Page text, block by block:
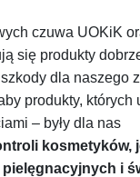
czuwa UOKiK
się produkty
dla naszego
produkty, których
– były dla nas
kosmetyków,
i